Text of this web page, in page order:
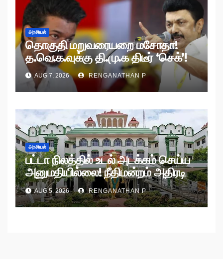
அரசியல்
தொகுதி மறுவரையறை மசோதா!
த.வெ.க.வுக்கு தி.மு.க திடீர் ‘செக்’!
AUG 7, 2026 RENGANATHAN P
அரசியல்
பட்டா நிலத்தில் உடல் அடக்கம் செய்ய
அனுமதியில்லை! நீதிமன்றம் அதிரடி
உத்தரவு!
AUG 5, 2026 RENGANATHAN P